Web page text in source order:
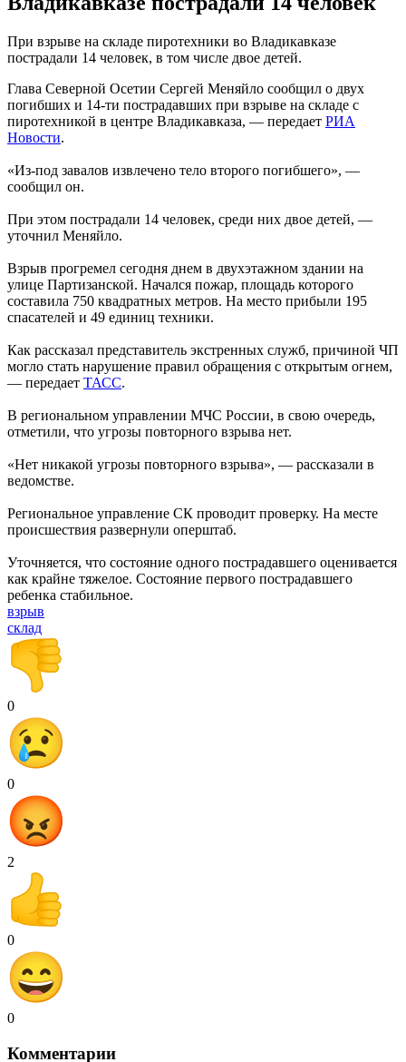
При взрыве на складе пиротехники во Владикавказе
пострадали 14 человек, в том числе двое детей.
Глава Северной Осетии Сергей Меняйло сообщил о двух
погибших и 14-ти пострадавших при взрыве на складе с
пиротехникой в центре Владикавказа, — передает РИА
Новости.
«Из-под завалов извлечено тело второго погибшего», —
сообщил он.
При этом пострадали 14 человек, среди них двое детей, —
уточнил Меняйло.
Взрыв прогремел сегодня днем в двухэтажном здании на
улице Партизанской. Начался пожар, площадь которого
составила 750 квадратных метров. На место прибыли 195
спасателей и 49 единиц техники.
Как рассказал представитель экстренных служб, причиной ЧП
могло стать нарушение правил обращения с открытым огнем,
— передает ТАСС.
В региональном управлении МЧС России, в свою очередь,
отметили, что угрозы повторного взрыва нет.
«Нет никакой угрозы повторного взрыва», — рассказали в
ведомстве.
Региональное управление СК проводит проверку. На месте
происшествия развернули оперштаб.
Уточняется, что состояние одного пострадавшего оценивается
как крайне тяжелое. Состояние первого пострадавшего
ребенка стабильное.
взрыв
склад
0
0
2
0
0
Комментарии